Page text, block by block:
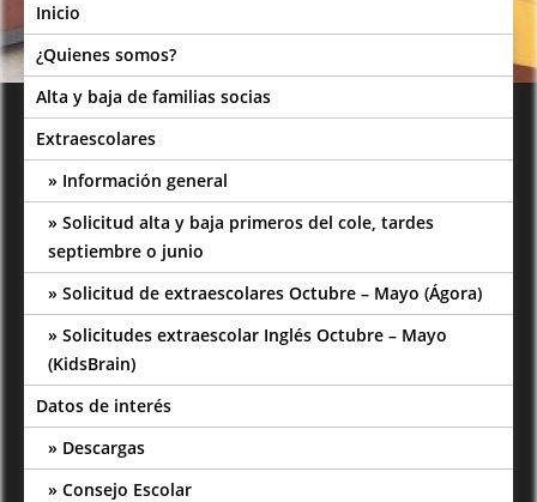
Inicio
¿Quienes somos?
Alta y baja de familias socias
Extraescolares
Información general
Solicitud alta y baja primeros del cole, tardes
septiembre o junio
Solicitud de extraescolares Octubre – Mayo (Ágora)
Solicitudes extraescolar Inglés Octubre – Mayo
(KidsBrain)
Datos de interés
Descargas
Consejo Escolar